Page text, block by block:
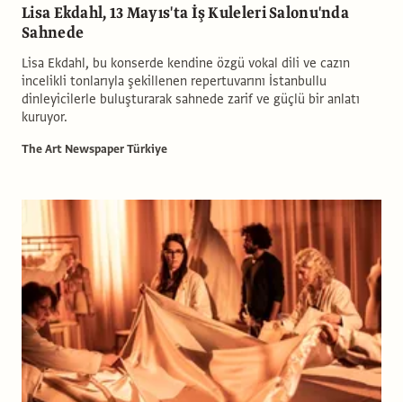
Lisa Ekdahl, 13 Mayıs'ta İş Kuleleri Salonu'nda
Sahnede
Lisa Ekdahl, bu konserde kendine özgü vokal dili ve cazın
incelikli tonlarıyla şekillenen repertuvarını İstanbullu
dinleyicilerle buluşturarak sahnede zarif ve güçlü bir anlatı
kuruyor.
The Art Newspaper Türkiye